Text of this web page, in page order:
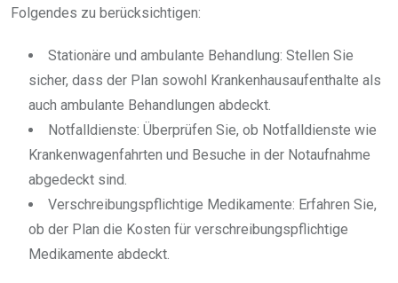
Folgendes zu berücksichtigen:
Stationäre und ambulante Behandlung: Stellen Sie
sicher, dass der Plan sowohl Krankenhausaufenthalte als
auch ambulante Behandlungen abdeckt.
Notfalldienste: Überprüfen Sie, ob Notfalldienste wie
Krankenwagenfahrten und Besuche in der Notaufnahme
abgedeckt sind.
Verschreibungspflichtige Medikamente: Erfahren Sie,
ob der Plan die Kosten für verschreibungspflichtige
Medikamente abdeckt.